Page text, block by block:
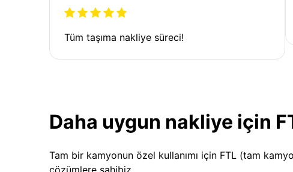
Tüm taşıma nakliye süreci!
Daha uygun nakliye için
Tam bir kamyonun özel kullanımı için FTL (tam
çözümlere sahibiz.